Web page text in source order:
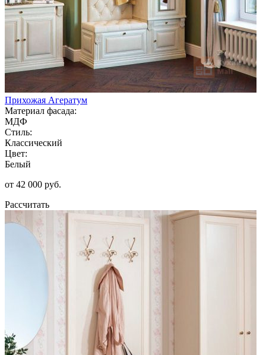
Прихожая Агератум
Материал фасада:
МДФ
Стиль:
Классический
Цвет:
Белый
от 42 000 руб.
Рассчитать